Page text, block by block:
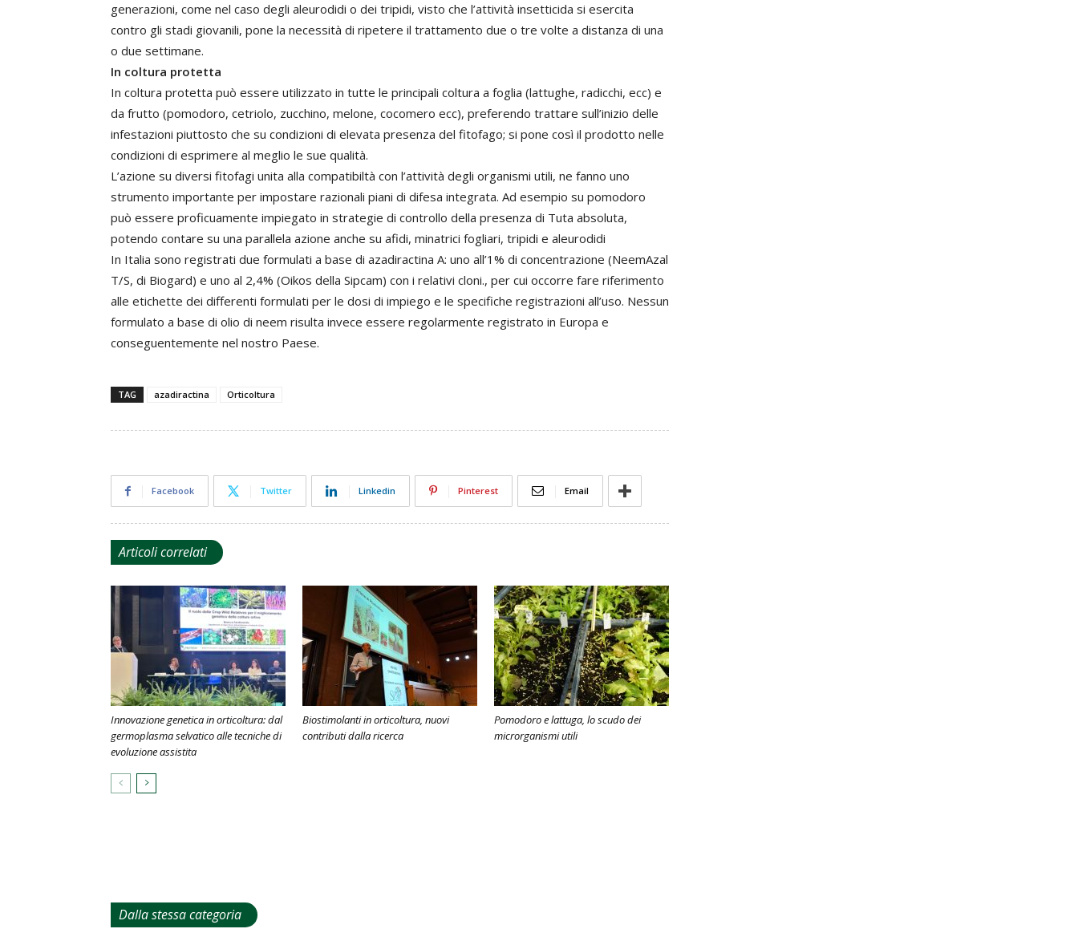
generazioni, come nel caso degli aleurodidi o dei tripidi, visto che l’attività insetticida si esercita
contro gli stadi giovanili, pone la necessità di ripetere il trattamento due o tre volte a distanza di una
o due settimane.
In coltura protetta
In coltura protetta può essere utilizzato in tutte le principali coltura a foglia (lattughe, radicchi, ecc) e
da frutto (pomodoro, cetriolo, zucchino, melone, cocomero ecc), preferendo trattare sull’inizio delle
infestazioni piuttosto che su condizioni di elevata presenza del fitofago; si pone così il prodotto nelle
condizioni di esprimere al meglio le sue qualità.
L’azione su diversi fitofagi unita alla compatibiltà con l’attività degli organismi utili, ne fanno uno
strumento importante per impostare razionali piani di difesa integrata. Ad esempio su pomodoro
può essere proficuamente impiegato in strategie di controllo della presenza di Tuta absoluta,
potendo contare su una parallela azione anche su afidi, minatrici fogliari, tripidi e aleurodidi
In Italia sono registrati due formulati a base di azadiractina A: uno all’1% di concentrazione (NeemAzal
T/S, di Biogard) e uno al 2,4% (Oikos della Sipcam) con i relativi cloni., per cui occorre fare riferimento
alle etichette dei differenti formulati per le dosi di impiego e le specifiche registrazioni all’uso. Nessun
formulato a base di olio di neem risulta invece essere regolarmente registrato in Europa e
conseguentemente nel nostro Paese.
TAG azadiractina Orticoltura
Facebook Twitter Linkedin Pinterest Email
Articoli correlati
Innovazione genetica in orticoltura: dal
germoplasma selvatico alle tecniche di
evoluzione assistita
Biostimolanti in orticoltura, nuovi
contributi dalla ricerca
Pomodoro e lattuga, lo scudo dei
microrganismi utili
Dalla stessa categoria